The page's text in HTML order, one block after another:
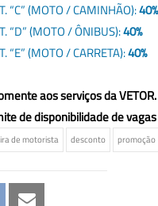
“C” (MOTO / CAMINHÃO):40%
“D” (MOTO / ÔNIBUS):40%
“E” (MOTO / CARRETA):40%
aos serviços da VETOR.
de disponibilidade de
de motorista desconto promoção